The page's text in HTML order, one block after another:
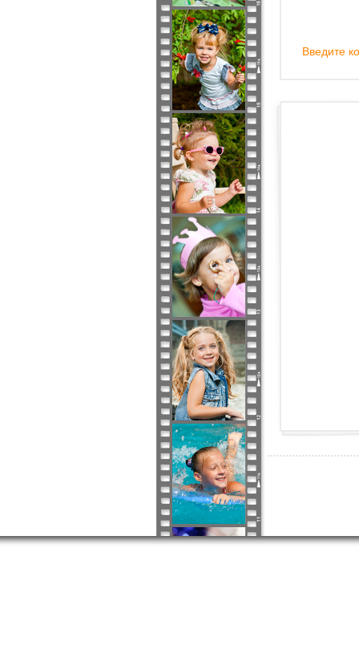
Введите